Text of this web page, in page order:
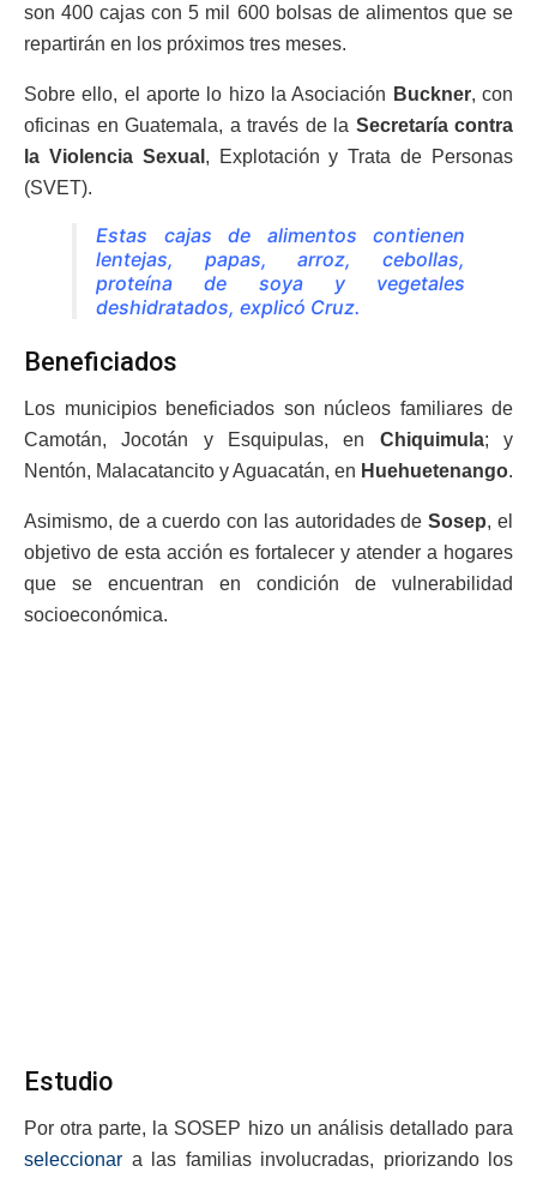
son 400 cajas con 5 mil 600 bolsas de alimentos que se
repartirán en los próximos tres meses.
Sobre ello, el aporte lo hizo la Asociación Buckner, con
oficinas en Guatemala, a través de la Secretaría contra
la Violencia Sexual , Explotación y Trata de Personas
(SVET).
Estas cajas de alimentos contienen
lentejas, papas, arroz, cebollas,
proteína de soya y vegetales
deshidratados, explicó Cruz.
Beneficiados
Los municipios beneficiados son núcleos familiares de
Camotán, Jocotán y Esquipulas, en Chiquimula; y
Nentón, Malacatancito y Aguacatán, en Huehuetenango.
Asimismo, de a cuerdo con las autoridades deSosep, el
objetivo de esta acción es fortalecer y atender a hogares
que se encuentran en condición de vulnerabilidad
socioeconómica.
Estudio
Por otra parte, la SOSEP hizo un análisis detallado para
seleccionar a las familias involucradas, priorizando los